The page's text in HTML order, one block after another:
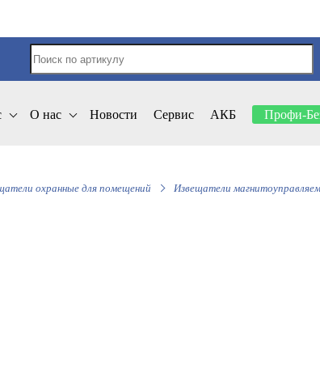
О нас Новости Сервис АКБ Профи-
охранные для помещений Извещатели